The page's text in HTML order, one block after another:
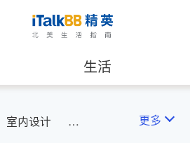
生活
室内设计
更多